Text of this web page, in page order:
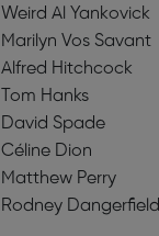
Weird Al Yankovick
Marilyn Vos Savant
Alfred Hitchcock
Tom Hanks
David Spade
Céline Dion
Matthew Perry
Rodney Dangerfield